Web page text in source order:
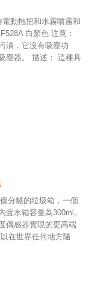
動拖把和水霧噴霧和
白顏色 注意：
漬，它沒有吸塵功
塵器。 描述： 這種具
分離的垃圾箱，一個
水箱容量為300ml。
傳感器實現的更高端
在世界任何地方隨